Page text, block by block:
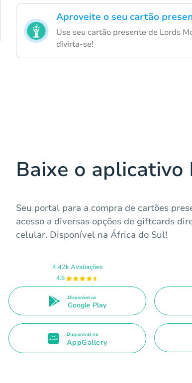
Aproveite o seu cartão
Use seu cartão presente de Lords
divirta-se!
Baixe o aplicativo
Seu portal para a compra de cartões
acesso a diversas opções de giftcards
celular. Disponível na África do Sul!
4.42k Avaliações
4.8
Disponível no
Google Play
Disponível na
AppGallery